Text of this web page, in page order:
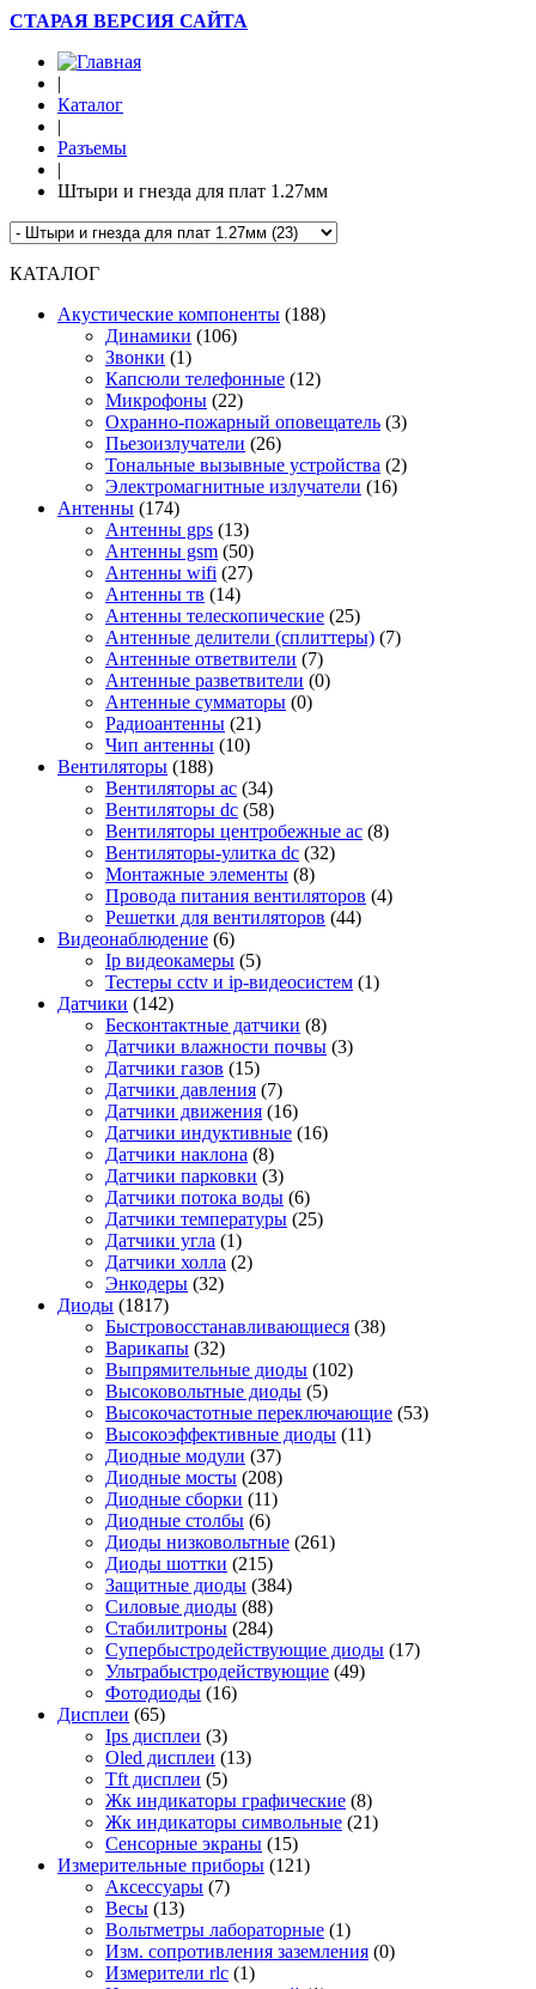
СТАРАЯ ВЕРСИЯ САЙТА
|
Каталог
|
Разъемы
|
Штыри и гнезда для плат 1.27мм
КАТАЛОГ
Акустические компоненты (188)
Динамики (106)
Звонки (1)
Капсюли телефонные (12)
Микрофоны (22)
Охранно-пожарный оповещатель (3)
Пьезоизлучатели (26)
Тональные вызывные устройства (2)
Электромагнитные излучатели (16)
Антенны (174)
Антенны gps (13)
Антенны gsm (50)
Антенны wifi (27)
Антенны тв (14)
Антенны телескопические (25)
Антенные делители (сплиттеры) (7)
Антенные ответвители (7)
Антенные разветвители (0)
Антенные сумматоры (0)
Радиоантенны (21)
Чип антенны (10)
Вентиляторы (188)
Вентиляторы ac (34)
Вентиляторы dc (58)
Вентиляторы центробежные ac (8)
Вентиляторы-улитка dc (32)
Монтажные элементы (8)
Провода питания вентиляторов (4)
Решетки для вентиляторов (44)
Видеонаблюдение (6)
Ip видеокамеры (5)
Тестеры cctv и ip-видеосистем (1)
Датчики (142)
Бесконтактные датчики (8)
Датчики влажности почвы (3)
Датчики газов (15)
Датчики давления (7)
Датчики движения (16)
Датчики индуктивные (16)
Датчики наклона (8)
Датчики парковки (3)
Датчики потока воды (6)
Датчики температуры (25)
Датчики угла (1)
Датчики холла (2)
Энкодеры (32)
Диоды (1817)
Быстровосстанавливающиеся (38)
Варикапы (32)
Выпрямительные диоды (102)
Высоковольтные диоды (5)
Высокочастотные переключающие (53)
Высокоэффективные диоды (11)
Диодные модули (37)
Диодные мосты (208)
Диодные сборки (11)
Диодные столбы (6)
Диоды низковольтные (261)
Диоды шоттки (215)
Защитные диоды (384)
Силовые диоды (88)
Стабилитроны (284)
Супербыстродействующие диоды (17)
Ультрабыстродействующие (49)
Фотодиоды (16)
Дисплеи (65)
Ips дисплеи (3)
Oled дисплеи (13)
Tft дисплеи (5)
Жк индикаторы графические (8)
Жк индикаторы символьные (21)
Сенсорные экраны (15)
Измерительные приборы (121)
Аксессуары (7)
Весы (13)
Вольтметры лабораторные (1)
Изм. сопротивления заземления (0)
Измерители rlc (1)